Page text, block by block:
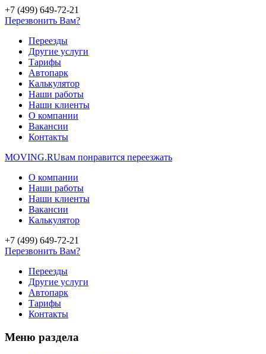
+7 (499) 649-72-21
Перезвонить Вам?
Переезды
Другие услуги
Тарифы
Автопарк
Калькулятор
Наши работы
Наши клиенты
О компании
Вакансии
Контакты
MOVING.RUвам понравится переезжать
О компании
Наши работы
Наши клиенты
Вакансии
Калькулятор
+7 (499) 649-72-21
Перезвонить Вам?
Переезды
Другие услуги
Автопарк
Тарифы
Контакты
Меню раздела